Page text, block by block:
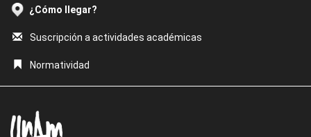
¿Cómo llegar?
Suscripción a actividades académicas
Normatividad